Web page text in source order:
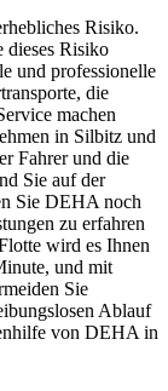
Risiko.
dieses Risiko
und professionelle
die
machen
in Silbitz und
Fahrer und die
Sie auf der
Sie DEHA noch
zu erfahren
wird es Ihnen
und mit
Sie
Ablauf
von DEHA in